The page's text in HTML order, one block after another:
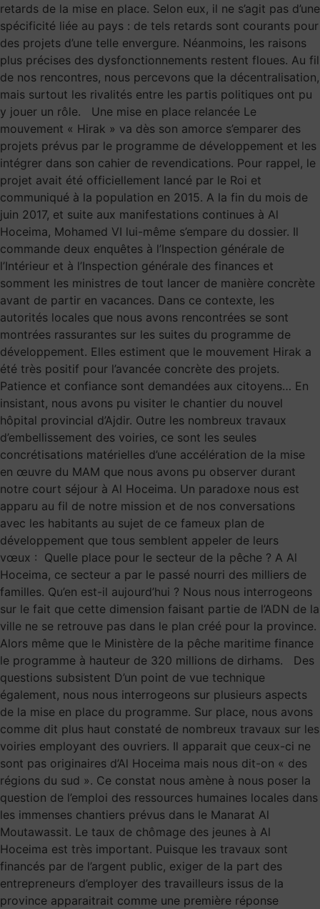
retards de la mise en place. Selon eux, il ne s’agit pas d’une
spécificité liée au pays : de tels retards sont courants pour
des projets d’une telle envergure. Néanmoins, les raisons
plus précises des dysfonctionnements restent floues. Au fil
de nos rencontres, nous percevons que la décentralisation,
mais surtout les rivalités entre les partis politiques ont pu
y jouer un rôle. Une mise en place relancée Le
mouvement « Hirak » va dès son amorce s’emparer des
projets prévus par le programme de développement et les
intégrer dans son cahier de revendications. Pour rappel, le
projet avait été officiellement lancé par le Roi et
communiqué à la population en 2015. A la fin du mois de
juin 2017, et suite aux manifestations continues à Al
Hoceima, Mohamed VI lui-même s’empare du dossier. Il
commande deux enquêtes à l’Inspection générale de
l’Intérieur et à l’Inspection générale des finances et
somment les ministres de tout lancer de manière concrète
avant de partir en vacances. Dans ce contexte, les
autorités locales que nous avons rencontrées se sont
montrées rassurantes sur les suites du programme de
développement. Elles estiment que le mouvement Hirak a
été très positif pour l’avancée concrète des projets.
Patience et confiance sont demandées aux citoyens… En
insistant, nous avons pu visiter le chantier du nouvel
hôpital provincial d’Ajdir. Outre les nombreux travaux
d’embellissement des voiries, ce sont les seules
concrétisations matérielles d’une accélération de la mise
en œuvre du MAM que nous avons pu observer durant
notre court séjour à Al Hoceima. Un paradoxe nous est
apparu au fil de notre mission et de nos conversations
avec les habitants au sujet de ce fameux plan de
développement que tous semblent appeler de leurs
vœux : Quelle place pour le secteur de la pêche ? A Al
Hoceima, ce secteur a par le passé nourri des milliers de
familles. Qu’en est-il aujourd’hui ? Nous nous interrogeons
sur le fait que cette dimension faisant partie de l’ADN de la
ville ne se retrouve pas dans le plan créé pour la province.
Alors même que le Ministère de la pêche maritime finance
le programme à hauteur de 320 millions de dirhams. Des
questions subsistent D’un point de vue technique
également, nous nous interrogeons sur plusieurs aspects
de la mise en place du programme. Sur place, nous avons
comme dit plus haut constaté de nombreux travaux sur les
voiries employant des ouvriers. Il apparait que ceux-ci ne
sont pas originaires d’Al Hoceima mais nous dit-on « des
régions du sud ». Ce constat nous amène à nous poser la
question de l’emploi des ressources humaines locales dans
les immenses chantiers prévus dans le Manarat Al
Moutawassit. Le taux de chômage des jeunes à Al
Hoceima est très important. Puisque les travaux sont
financés par de l’argent public, exiger de la part des
entrepreneurs d’employer des travailleurs issus de la
province apparaitrait comme une première réponse